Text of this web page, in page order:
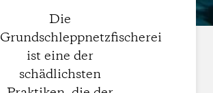
Die
Grundschleppnetzfischerei
ist eine der
schädlichsten